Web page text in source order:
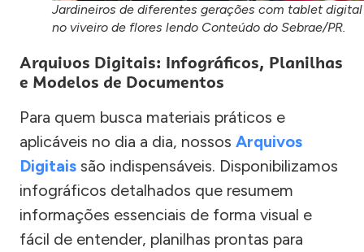
Jardineiros de diferentes gerações com tablet digital
no viveiro de flores lendo Conteúdo do Sebrae/PR.
Arquivos Digitais: Infográficos, Planilhas
e Modelos de Documentos
Para quem busca materiais práticos e
aplicáveis no dia a dia, nossos Arquivos
Digitais são indispensáveis. Disponibilizamos
infográficos detalhados que resumem
informações essenciais de forma visual e
fácil de entender, planilhas prontas para